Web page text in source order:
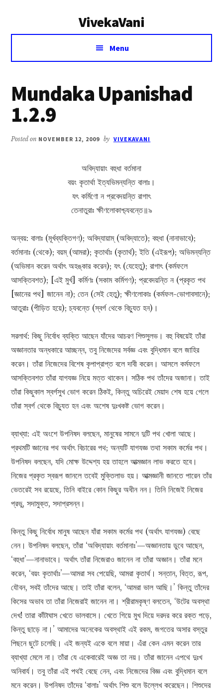
VivekaVani
Voice
Vivekananda
Menu
Mundaka Upanishad
1.2.9
Posted on NOVEMBER 12, 2009 by VIVEKAVANI
অবিদ্যায়াং বহুধা বর্তমানা
বয়ং কৃতার্থা ইত্যভিমন্যন্তি বালাঃ।
যৎ কর্মিণো ন প্রবেদয়ন্তি রাগাৎ
তেনাতুরাঃ ক্ষীণলোকাশ্চ্যবন্তে॥৯
অন্বয়: বালাঃ (মূর্খব্যক্তিগণ); অবিদ্যায়াম্ (অবিদ্যাতে); বহুধা (নানাভাবে);
বর্তমানাঃ (থেকে); বয়ম্ (আমরা); কৃতার্থাঃ (কৃতার্থ); ইতি (এইরূপ); অভিমন্যন্তি
(অভিমান করেন অর্থাৎ অহঙ্কার করেন); যৎ (যেহেতু); রাগাৎ (কর্মফলে
আসক্তিবশত); [এই মুর্খ] কর্মিণঃ (সকাম কর্মিগণ); প্রবেদয়ন্তি ন (প্রকৃত পথ
[জ্ঞানের পথ] জানেন না); তেন (সেই হেতু); ক্ষীণলোকাঃ (কর্মফল-ভোগাবসানে);
আতুরাঃ (পীড়িত হয়ে); চ্যবন্তে (স্বর্গ থেকে বিচ্যুত হন)।
সরলার্থ: কিছু নির্বোধ ব্যক্তি আছেন যাঁদের আচরণ শিশুসুলভ। বহু বিষয়েই তাঁরা
অজ্ঞানতার অন্ধকারে আচ্ছন্ন, তবু নিজেদের সর্বজ্ঞ এবং বুদ্ধিমান বলে জাহির
করেন। তাঁরা নিজেদের বিশেষ কৃপাপ্রাপ্ত বলে দাবী করেন। আসলে কর্মফলে
আসক্তিবশত তাঁরা যাগযজ্ঞ নিয়ে মত্ত থাকেন। সঠিক পথ তাঁদের অজানা। তাই
তাঁরা কিছুকাল স্বর্গসুখ ভোগ করেন ঠিকই, কিন্তু অচিরেই মেয়াদ শেষ হয়ে গেলে
তাঁরা স্বর্গ থেকে বিচ্যুত হন এবং অশেষ দুঃখকষ্ট ভোগ করেন।
ব্যাখ্যা: এই অংশে উপনিষদ বলছেন, মানুষের সামনে দুটি পথ খোলা আছে।
প্রথমটি জ্ঞানের পথ অর্থাৎ বিচারের পথ; অন্যটি যাগযজ্ঞ তথা সকাম কর্মের পথ।
উপনিষদ বলছেন, যদি মোক্ষ উদ্দেশ্য হয় তাহলে আত্মজ্ঞান লাভ করতে হবে।
নিজের প্রকৃত স্বরূপ জানলে তবেই মুক্তিলাভ হয়। আত্মজ্ঞানী জানতে পারেন তাঁর
ভেতরেই সব রয়েছে, তিনি বাইরে কোন কিছুর অধীন নন। তিনি নিজেই নিজের
প্রভু, সদামুক্ত, সদাপ্রসন্ন।
কিন্তু কিছু নির্বোধ মানুষ আছেন যাঁরা সকাম কর্মের পথ (অর্থাৎ যাগযজ্ঞ) বেছে
নেন। উপনিষদ বলছেন, তাঁরা ‘অবিদ্যায়াং বর্তমানাঃ’—অজ্ঞানতায় ডুবে আছেন,
‘বহুধা’—নানাভাবে। অর্থাৎ তাঁরা নিজেরাও জানেন না তাঁরা অজ্ঞান। তাঁরা মনে
করেন, ‘বয়ং কৃতার্থাঃ’—আমরা সব পেয়েছি, আমরা কৃতার্থ। সন্তান, বিত্ত, রূপ,
যৌবন, সবই তাঁদের আছে। তাই তাঁরা বলেন, ‘আমরা ভাল আছি।’ কিন্তু তাঁদের
কিসের অভাব তা তাঁরা নিজেরাই জানেন না। শ্রীরামকৃষ্ণ বলতেন, ‘উটের অবস্থা
দেখ! তারা কাঁটাঘাস খেতে ভালবাসে। খেতে গিয়ে মুখ দিয়ে দরদর করে রক্ত পড়ে,
কিন্তু ছাড়ে না।’ আমাদের অনেকের অবস্থাই এই রকম, জগতের অসার বস্তুর
পিছনে ছুটে চলেছি। এই জন্যই একে বলে মায়া। এঁরা কেন এমন করেন তার
ব্যাখ্যা মেলে না। তাঁরা যে একেবারেই অজ্ঞ তা নয়। তাঁরা জানেন এপথে দুঃখ
অনিবার্য। তবু তাঁরা এই পথই বেছে নেন, এবং নিজেদের বিজ্ঞ এবং বুদ্ধিমান বলে
মনে করেন। উপনিষদ তাঁদের ‘বালাঃ’ অর্থাৎ শিশু বলে উল্লেখ করেছেন। শিশুদের